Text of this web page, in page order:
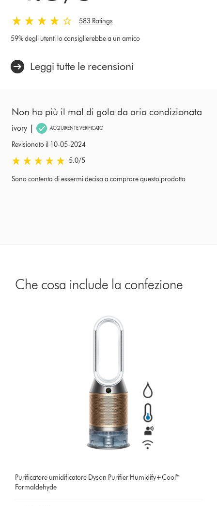
583 Ratings
59% degli utenti lo consiglierebbe a un amico
Leggi tutte le recensioni
Non ho più il mal di gola da aria condizionata
ivory | ACQUIRENTE VERIFICATO
Revisionato il 10-05-2024
5.0 stelle su 5 da Revisionato il 10-05-2024 Ratings
5.0/5
Sono contenta di essermi decisa a comprare questo prodotto
Che cosa include la confezione
Purificatore umidificatore Dyson Purifier Humidify+Cool™
Formaldehyde